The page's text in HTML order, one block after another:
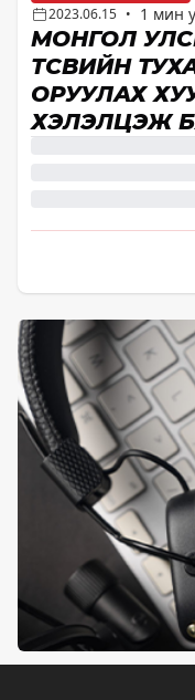
2023.06.15 • 1 мин
МОНГОЛ
ТӨСВИЙН
ОРУУЛАХ
ХЭЛЭЛЦЭЖ